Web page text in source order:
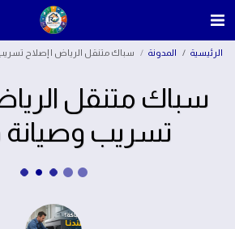
الرئيسية المدونة سباك متنقل الرياض | إصلاح
سباك متنقل
تسريب وصيانة